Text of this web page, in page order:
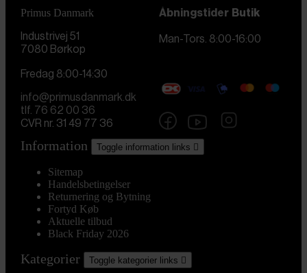
Primus Danmark
Industrivej 51
7080 Børkop
Åbningstider Butik
Man-Tors. 8:00-16:00
Fredag 8:00-14:30
info@primusdanmark.dk
tlf. 76 62 00 36
CVR nr. 31 49 77 36
Information Toggle information links 
Sitemap
Handelsbetingelser
Returnering og Bytning
Fortyd Køb
Aktuelle tilbud
Black Friday 2026
Kategorier Toggle kategorier links 